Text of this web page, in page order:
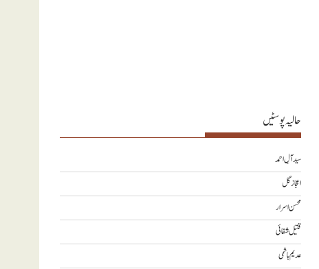
حالیہ پوسٹیں
سید آلِ احمد
اعجاز گل
محسن اسرار
قتیل شفائی
عدیم ہاشمی